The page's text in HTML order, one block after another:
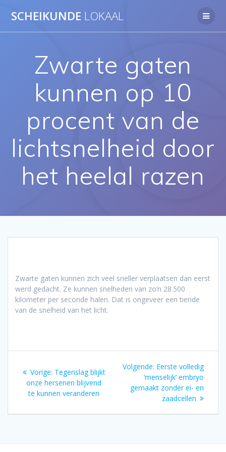
naar
SCHEIKUNDE LOKAAL
Zwarte gaten
kunnen op 10
procent van de
lichtsnelheid door
het heelal razen
Zwarte gaten kunnen zich veel sneller verplaatsen dan eerst
werd gedacht. Ze kunnen snelheden van zo’n 28.500
kilometer per seconde halen. Dat is ongeveer een tiende
van de snelheid van het licht.
navigatie
Vorige: Vorig
bericht:
Tegenslag blijkt
onze hersenen blijvend
te kunnen veranderen
Volgende: Volgend
bericht:
Eerste volledig
‘menselijk’ embryo
gemaakt zonder ei- en
zaadcellen